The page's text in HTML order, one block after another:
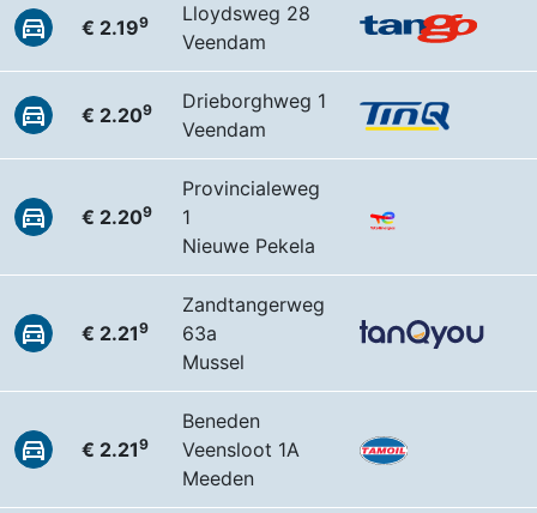
€ 2.199
Lloydsweg 28
Veendam
€ 2.209
Drieborghweg 1
Veendam
€ 2.209
Provincialeweg
1
Nieuwe Pekela
€ 2.219
Zandtangerweg
63a
Mussel
€ 2.219
Beneden
Veensloot 1A
Meeden